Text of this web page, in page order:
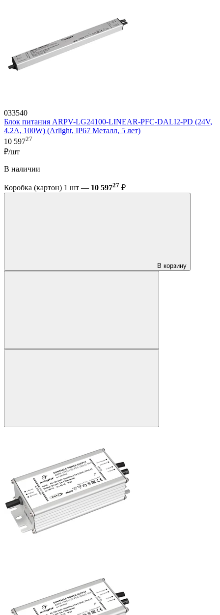
033540
Блок питания ARPV-LG24100-LINEAR-PFC-DALI2-PD (24V,
4.2A, 100W) (Arlight, IP67 Металл, 5 лет)
10 59727
₽/шт
В наличии
Коробка (картон) 1 шт — 10 59727 ₽
В корзину